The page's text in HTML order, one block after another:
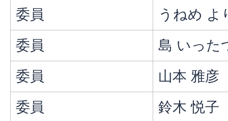
委員
うねめ よ
委員
島 いった
委員
山本 雅彦
委員
鈴木 悦子